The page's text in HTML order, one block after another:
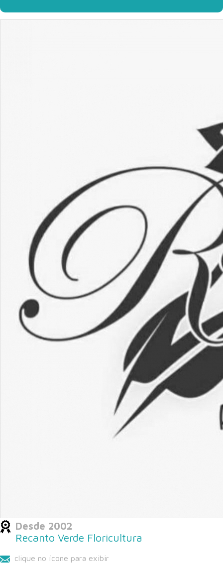
Desde 2002
Recanto Verde Floricultura
clique no ícone para exibir